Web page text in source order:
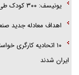
یونیسف: ۳۰۰ کودک طی ۳۰۰ روز آتش بس در غزه به شهادت رسیده اند
اهداف معادله جدید
۱۰ اتحادیه کارگری
ایران شدند